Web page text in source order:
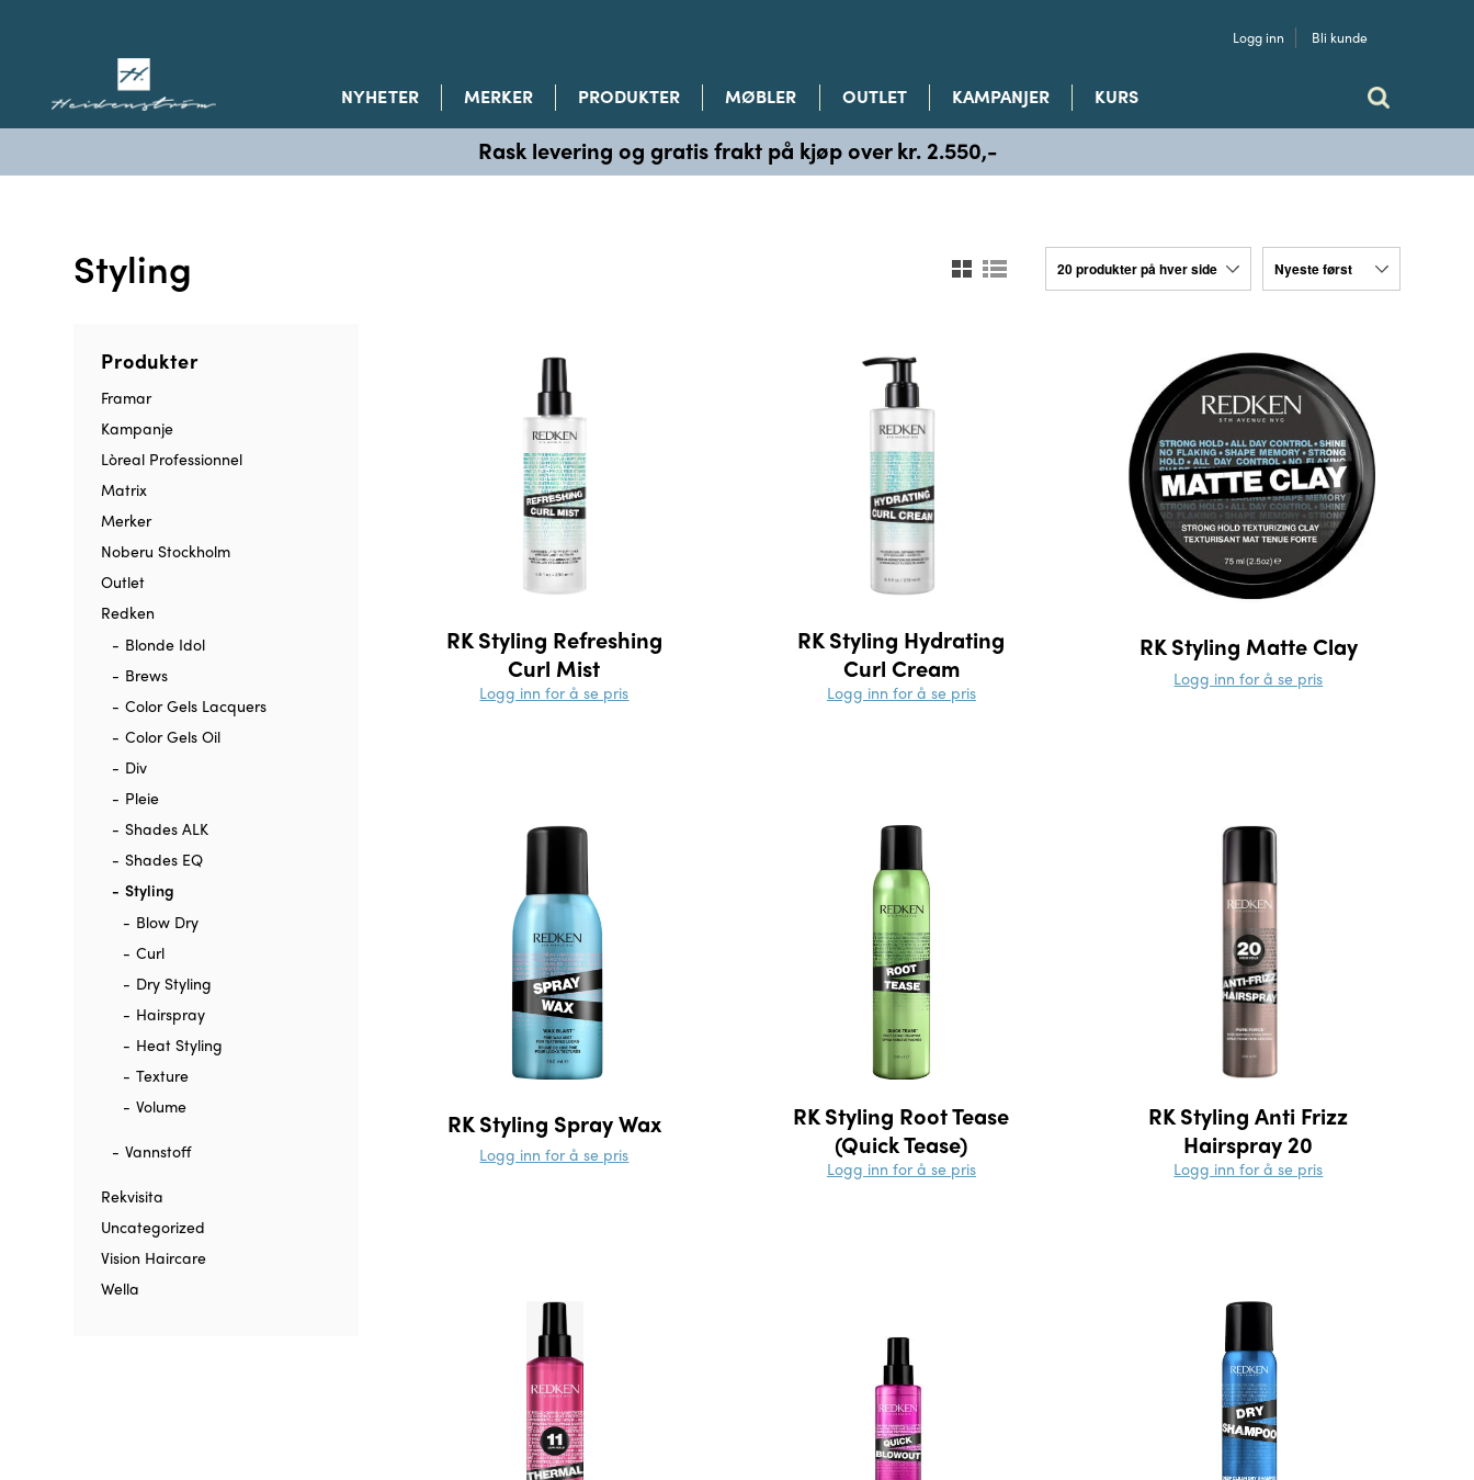
Logg inn Bli kunde
NYHETER MERKER PRODUKTER MØBLER OUTLET KAMPANJER KURS
Rask levering og gratis frakt på kjøp over kr. 2.550,-
Styling
RK Styling Refreshing
Curl Mist
Logg inn for å se pris
RK Styling Hydrating
Curl Cream
Logg inn for å se pris
RK Styling Matte Clay
Logg inn for å se pris
RK Styling Spray Wax
Logg inn for å se pris
RK Styling Root Tease
(Quick Tease)
Logg inn for å se pris
RK Styling Anti Frizz
Hairspray 20
Logg inn for å se pris
Produkter
Framar
Kampanje
Lòreal Professionnel
Matrix
Merker
Noberu Stockholm
Outlet
Redken
Blonde Idol
Brews
Color Gels Lacquers
Color Gels Oil
Div
Pleie
Shades ALK
Shades EQ
Styling
Blow Dry
Curl
Dry Styling
Hairspray
Heat Styling
Texture
Volume
Vannstoff
Rekvisita
Uncategorized
Vision Haircare
Wella